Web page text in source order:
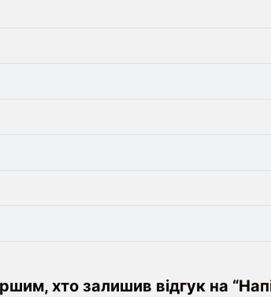
хто залишив відгук на